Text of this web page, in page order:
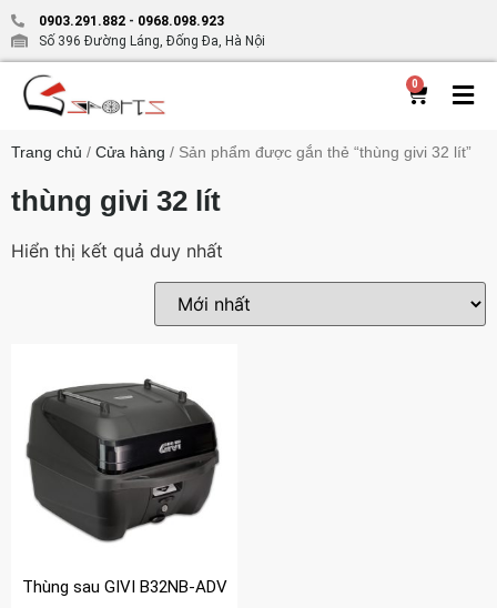
0903.291.882 - 0968.098.923
Số 396 Đường Láng, Đống Đa, Hà Nội
0
Trang chủ / Cửa hàng / Sản phẩm được gắn thẻ “thùng givi 32 lít”
thùng givi 32 lít
Hiển thị kết quả duy nhất
Thùng sau GIVI B32NB-ADV